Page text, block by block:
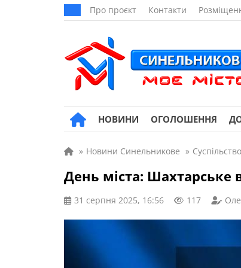
Про проєкт Контакти
НОВИНИ ОГОЛОШЕННЯ
» Новини Синельникове » Суспільство
День міста: Шахтарське
31 серпня 2025, 16:56 117